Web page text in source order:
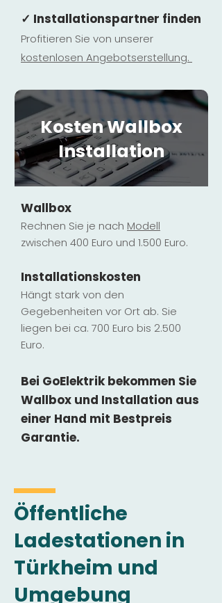
✓ Installationspartner finden
Profitieren Sie von unserer
kostenlosen Angebotserstellung.
Kosten Wallbox
Installation
Wallbox
Rechnen Sie je nach Modell
zwischen 400 Euro und 1.500 Euro.
Installationskosten
Hängt stark von den
Gegebenheiten vor Ort ab. Sie
liegen bei ca. 700 Euro bis 2.500
Euro.
Bei GoElektrik bekommen Sie
Wallbox und Installation aus
einer Hand mit Bestpreis
Garantie.
Öffentliche
Ladestationen in
Türkheim und
Umgebung